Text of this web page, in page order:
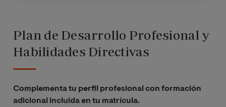
Plan de Desarrollo Profesional y
Habilidades Directivas
Complementa tu perfil profesional con formación
adicional incluida en tu matrícula.